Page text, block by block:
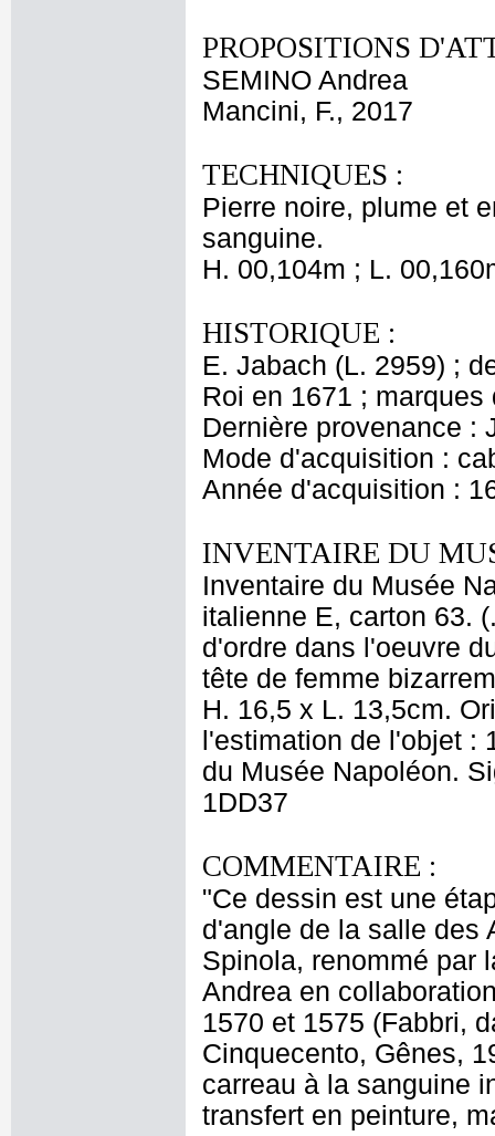
PROPOSITIONS
SEMINO Andrea
Mancini, F., 2017
TECHNIQUES :
Pierre noire, plume et
sanguine.
H. 00,104m ; L.
HISTORIQUE :
E. Jabach (L. 2959) ;
Roi en 1671 ;
Dernière provenance :
Mode d'acquisition :
Année d'acquisition :
INVENTAIRE DU
Inventaire du Musée
italienne E, carton 63.
d'ordre dans l'oeuvre
tête de femme
H. 16,5 x L. 13,5cm.
l'estimation de l'objet :
du Musée Napoléon.
1DD37
COMMENTAIRE :
"Ce dessin est une
d'angle de la salle des
Spinola, renommé par
Andrea en
1570 et 1575 (Fabbri,
Cinquecento, Gênes,
carreau à la sanguine
transfert en peinture,